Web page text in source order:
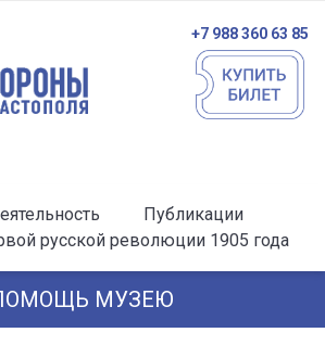
+7 988 360 63 85
Публикации
русской революции 1905 года
МУЗЕЮ